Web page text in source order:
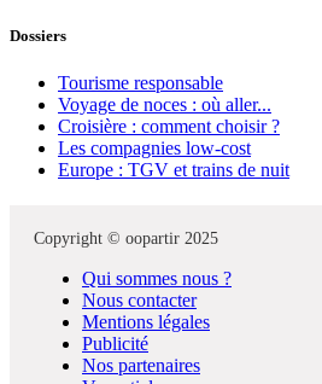
Dossiers
Tourisme responsable
Voyage de noces : où aller...
Croisière : comment choisir ?
Les compagnies low-cost
Europe : TGV et trains de nuit
Copyright © oopartir 2025
Qui sommes nous ?
Nous contacter
Mentions légales
Publicité
Nos partenaires